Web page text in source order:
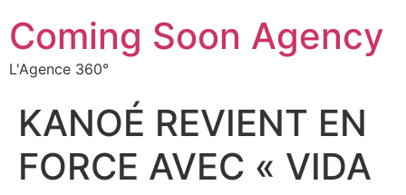
Coming Soon Agency
L'Agence 360°
KANOÉ REVIENT EN
FORCE AVEC « VIDA